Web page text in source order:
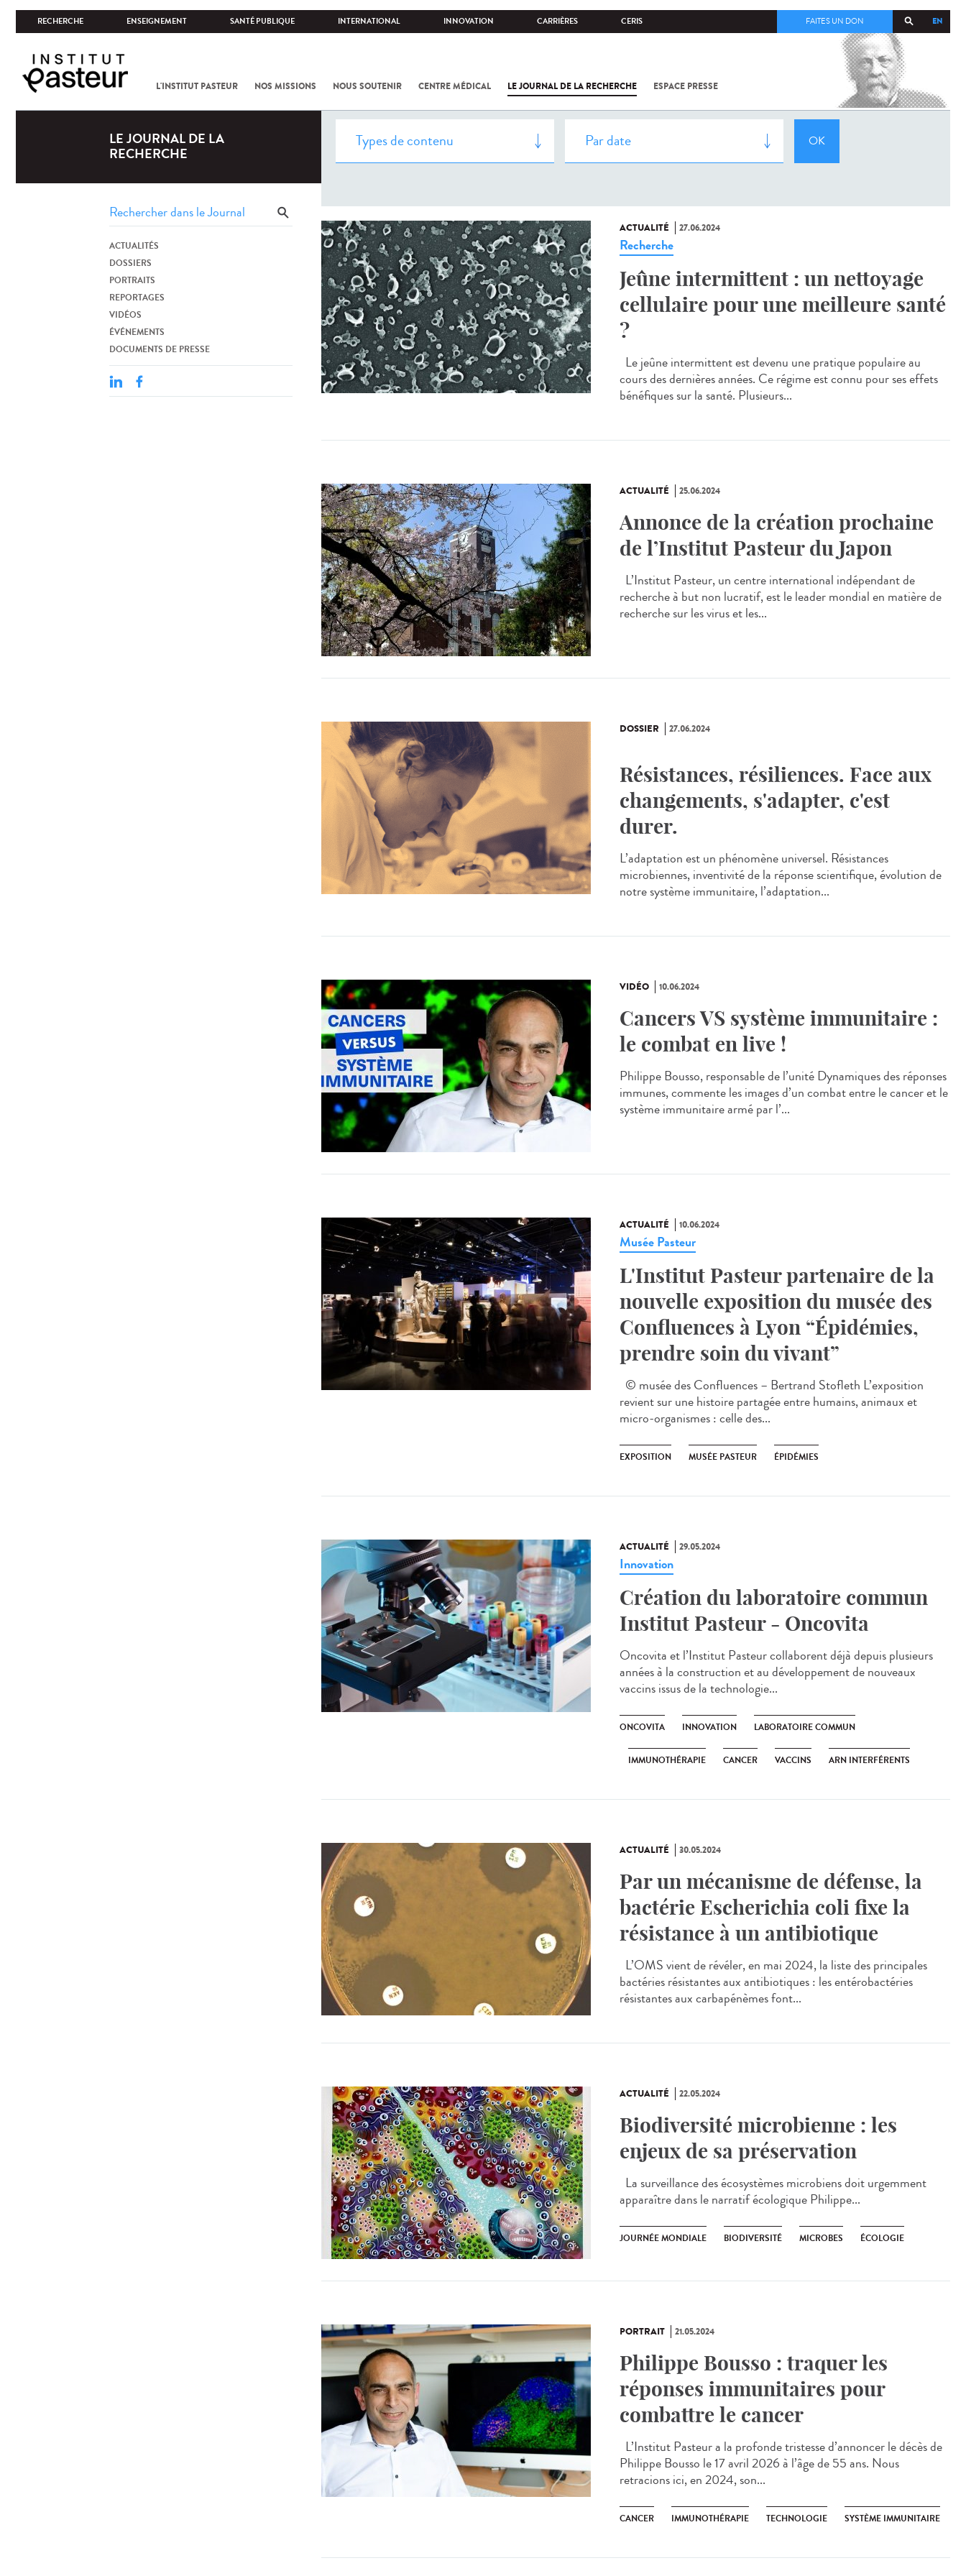
RECHERCHE ENSEIGNEMENT SANTÉ PUBLIQUE INTERNATIONAL INNOVATION CARRIÈRES CERIS EN
FAITES UN DON
L'INSTITUT PASTEUR NOS MISSIONS NOUS SOUTENIR CENTRE MÉDICAL LE JOURNAL DE LA RECHERCHE ESPACE PRESSE
COV-2 /
L'INSTITUT
PASTEUR
LE JOURNAL DE LA
RECHERCHE
ACTUALITÉS
DOSSIERS
PORTRAITS
REPORTAGES
VIDÉOS
ÉVÉNEMENTS
DOCUMENTS DE PRESSE
ACTUALITÉ 27.06.2024
Recherche
Jeûne intermittent : un nettoyage
cellulaire pour une meilleure santé
?
Le jeûne intermittent est devenu une pratique populaire au
cours des dernières années. Ce régime est connu pour ses effets
bénéfiques sur la santé. Plusieurs...
ACTUALITÉ 25.06.2024
Annonce de la création prochaine
de l’Institut Pasteur du Japon
L’Institut Pasteur, un centre international indépendant de
recherche à but non lucratif, est le leader mondial en matière de
recherche sur les virus et les...
DOSSIER 27.06.2024
Résistances, résiliences. Face aux
changements, s'adapter, c'est
durer.
L’adaptation est un phénomène universel. Résistances
microbiennes, inventivité de la réponse scientifique, évolution de
notre système immunitaire, l’adaptation...
VIDÉO 10.06.2024
Cancers VS système immunitaire :
le combat en live !
Philippe Bousso, responsable de l’unité Dynamiques des réponses
immunes, commente les images d’un combat entre le cancer et le
système immunitaire armé par l’...
ACTUALITÉ 10.06.2024
Musée Pasteur
L'Institut Pasteur partenaire de la
nouvelle exposition du musée des
Confluences à Lyon “Épidémies,
prendre soin du vivant”
© musée des Confluences – Bertrand Stofleth L’exposition
revient sur une histoire partagée entre humains, animaux et
micro-organismes : celle des...
EXPOSITION MUSÉE PASTEUR ÉPIDÉMIES
ACTUALITÉ 29.05.2024
Innovation
Création du laboratoire commun
Institut Pasteur - Oncovita
Oncovita et l’Institut Pasteur collaborent déjà depuis plusieurs
années à la construction et au développement de nouveaux
vaccins issus de la technologie...
ONCOVITA INNOVATION LABORATOIRE COMMUN
IMMUNOTHÉRAPIE CANCER VACCINS ARN INTERFÉRENTS
ACTUALITÉ 30.05.2024
Par un mécanisme de défense, la
bactérie Escherichia coli fixe la
résistance à un antibiotique
L’OMS vient de révéler, en mai 2024, la liste des principales
bactéries résistantes aux antibiotiques : les entérobactéries
résistantes aux carbapénèmes font...
ACTUALITÉ 22.05.2024
Biodiversité microbienne : les
enjeux de sa préservation
La surveillance des écosystèmes microbiens doit urgemment
apparaître dans le narratif écologique Philippe...
JOURNÉE MONDIALE BIODIVERSITÉ MICROBES ÉCOLOGIE
PORTRAIT 21.05.2024
Philippe Bousso : traquer les
réponses immunitaires pour
combattre le cancer
L’Institut Pasteur a la profonde tristesse d’annoncer le décès de
Philippe Bousso le 17 avril 2026 à l’âge de 55 ans. Nous
retracions ici, en 2024, son...
CANCER IMMUNOTHÉRAPIE TECHNOLOGIE SYSTÈME IMMUNITAIRE